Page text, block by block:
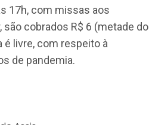
17h, com missas aos
cobrados R$ 6 (metade do
é livre, com respeito à
de pandemia.